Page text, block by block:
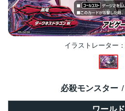
イラストレーター
必殺モンスター